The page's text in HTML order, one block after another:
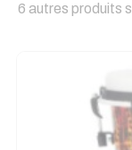
6 autres produits